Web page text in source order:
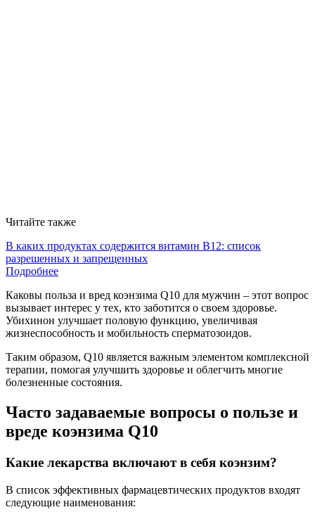
Читайте также
В каких продуктах содержится витамин В12: список
разрешенных и запрещенных
Подробнее
Каковы польза и вред коэнзима Q10 для мужчин – этот вопрос
вызывает интерес у тех, кто заботится о своем здоровье.
Убихинон улучшает половую функцию, увеличивая
жизнеспособность и мобильность сперматозоидов.
Таким образом, Q10 является важным элементом комплексной
терапии, помогая улучшить здоровье и облегчить многие
болезненные состояния.
Часто задаваемые вопросы о пользе и
вреде коэнзима Q10
Какие лекарства включают в себя коэнзим?
В список эффективных фармацевтических продуктов входят
следующие наименования: